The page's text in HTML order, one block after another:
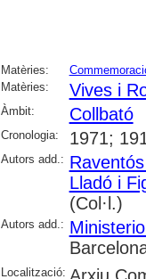
Matèries:
Matèries:
Vives i
Àmbit: Collbató
Cronologia: 1971;
Autors add.:
Lladó i
(Col·l.)
Autors add.:
Localització: